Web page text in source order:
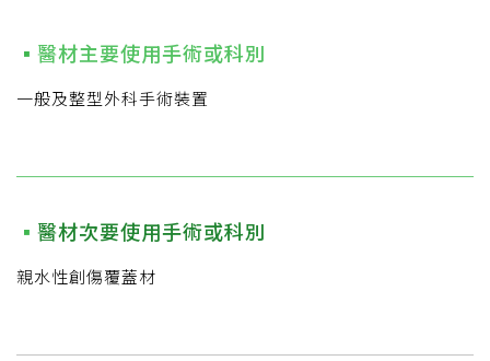
醫材主要使用手術或科別
一般及整型外科手術裝置
醫材次要使用手術或科別
親水性創傷覆蓋材